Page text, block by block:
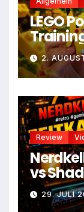
LEGO
2.
Review
vs
29. JULI